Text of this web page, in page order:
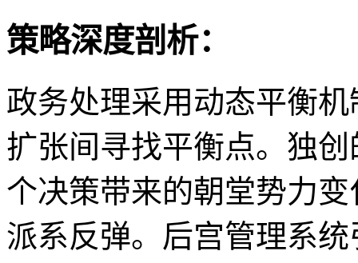
策略深度剖析：
政务处理采用动态平衡
扩张间寻找平衡点。独
个决策带来的朝堂势力
派系反弹。后宫管理系